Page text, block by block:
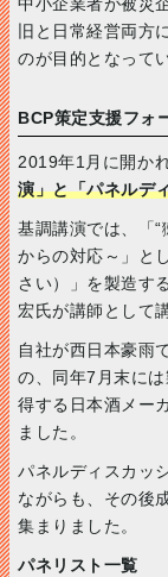
旧と日常経営両方
のが目的となって
BCP策定支援フォ
2019年1月に開か
演」と「パネルデ
基調講演では、「
からの対応～」と
さい）」を製造す
宏氏が講師として
自社が西日本豪雨
の、同年7月末に
得する日本酒メー
ました。
パネルディスカッ
ながらも、その後
集まりました。
パネリスト一覧